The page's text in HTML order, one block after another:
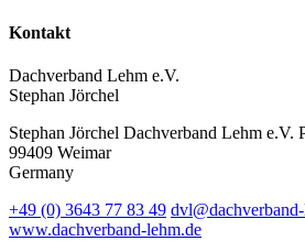
Kontakt
Dachverband Lehm e.V.
Stephan Jörchel
Stephan Jörchel Dachverband Lehm e.V.
99409 Weimar
Germany
+49 (0) 3643 77 83 49
www.dachverband-lehm.de